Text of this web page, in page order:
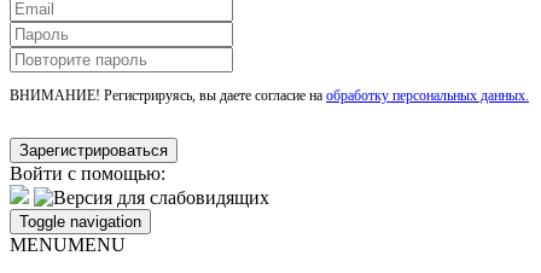
ВНИМАНИЕ! Регистрируясь, вы даете согласие на обработку персональных данных.
Войти с помощью:
Toggle navigation
MENUMENU